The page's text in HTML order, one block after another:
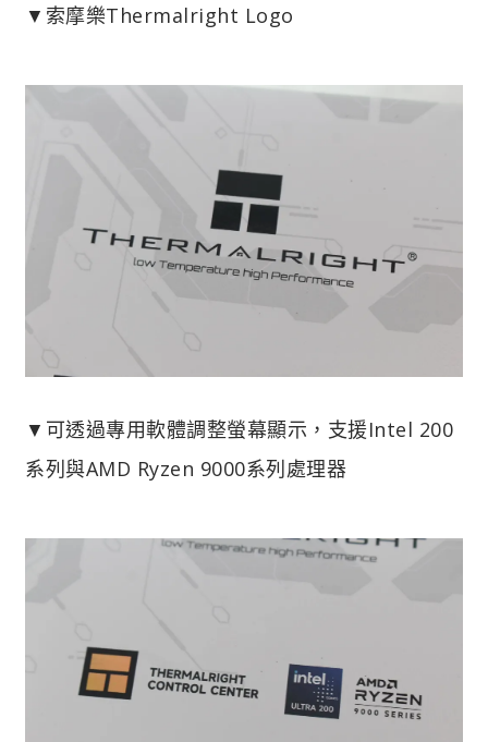
▼索摩樂Thermalright Logo
▼可透過專用軟體調整螢幕顯示，支援Intel 200
系列與AMD Ryzen 9000系列處理器